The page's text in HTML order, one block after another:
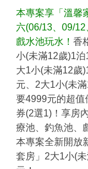
本專案享「溫馨
六(06/13、09/
戲水池玩水！ 香
小(未滿12歲)1
大1小(未滿12歲
元、2大1小(未
要4999元的超值
券(2選1)！享房
療池、釣魚池、
本專案全新開放
套房」2大1小(